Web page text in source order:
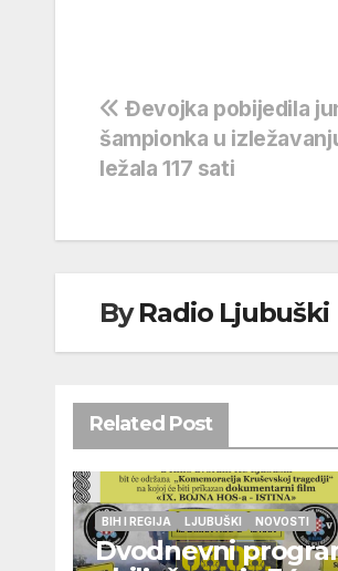
Navigacija
objava
Đevojka pobijedila
šampionka u
ležala 117 sati
ByRadio Ljubuški
Related Post
BIH I REGIJA LJUBUŠKI NOVOSTI
Dvodnevni